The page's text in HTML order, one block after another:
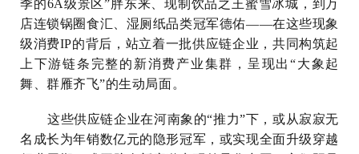
季的6A级景区”胖东来、现制饮品之王蜜雪冰城，到万
店连锁锅圈食汇、湿厕纸品类冠军德佑——在这些现象
级消费IP的背后，站立着一批供应链企业，共同构筑起
上下游链条完整的新消费产业集群，呈现出“大象起
舞、群雁齐飞”的生动局面。
这些供应链企业在河南象的“推力”下，或从寂寂无
名成长为年销数亿元的隐形冠军，或实现全面升级穿越